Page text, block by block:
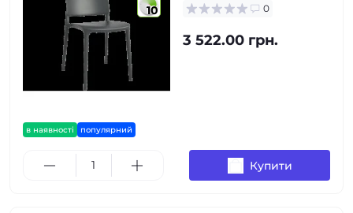
10
в наявності популярний
0
3 522.00 грн.
Купити